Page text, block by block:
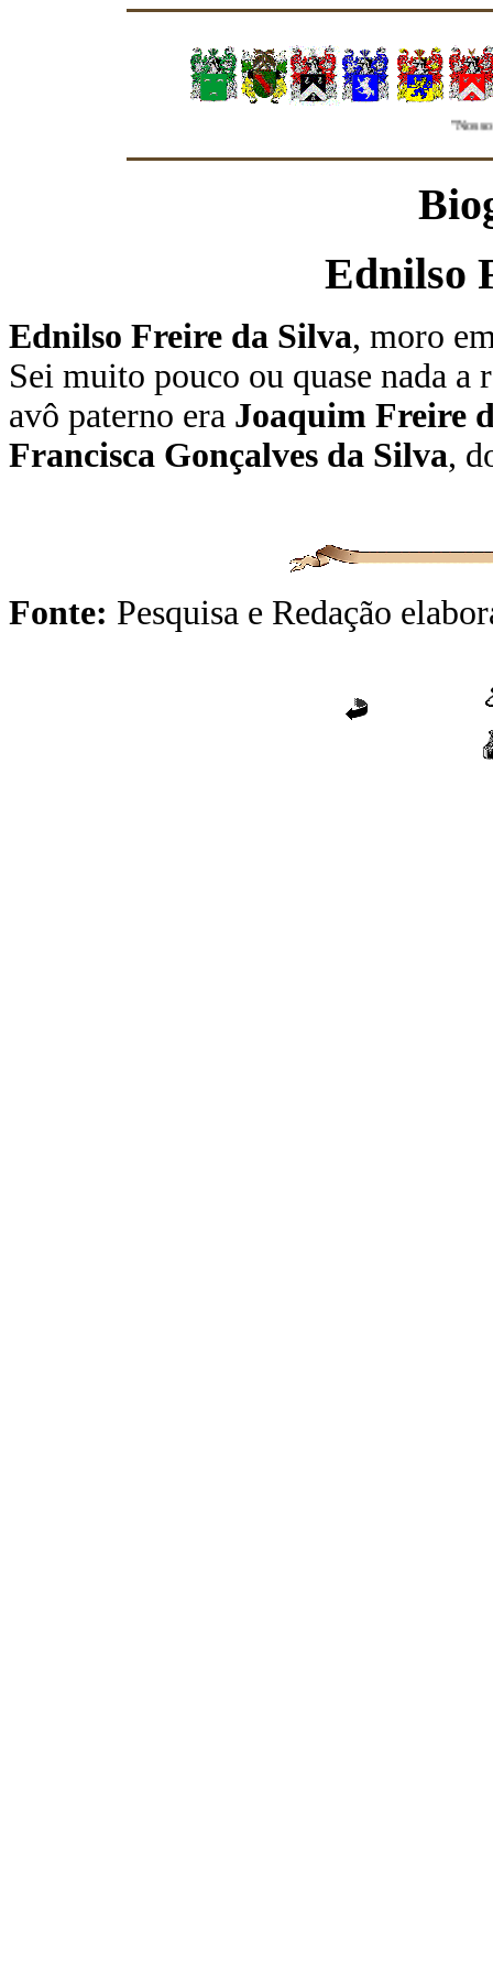
"Nosso
Ednilso
Ednilso Freire da Silva, moro
Sei muito pouco ou quase nada a
avô paterno era Joaquim Freire
Francisca Gonçalves da Silva,
Fonte: Pesquisa e Redação